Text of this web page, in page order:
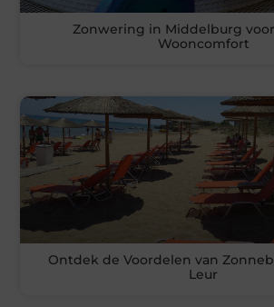
Zonwering in Middelburg
Wooncomfort
Ontdek de Voordelen van
Leur